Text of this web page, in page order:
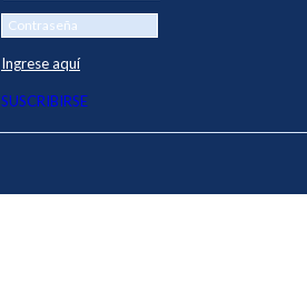
Ingrese aquí
SUSCRIBIRSE